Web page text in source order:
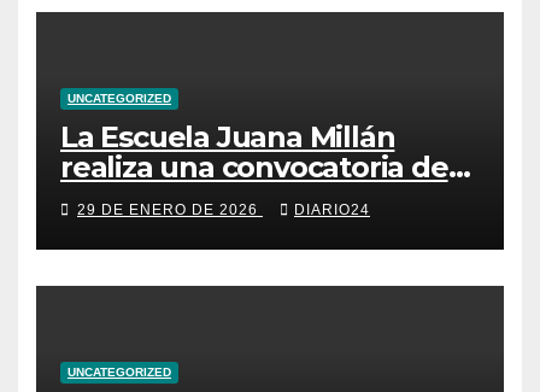
UNCATEGORIZED
La Escuela Juana Millán
realiza una convocatoria de
becas para mujeres
emprendedoras andaluzas
29 DE ENERO DE 2026 DIARIO24
UNCATEGORIZED